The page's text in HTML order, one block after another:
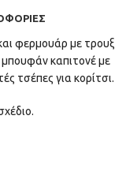
φερμουάρ με τρουξ
μπουφάν καπιτονέ με
τσέπες για κορίτσι.